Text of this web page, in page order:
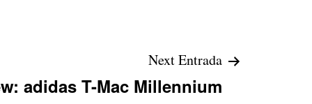
Next Entrada
adidas T-Mac Millennium